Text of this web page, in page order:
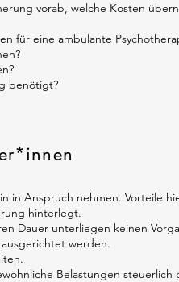
vorab, welche Kosten
für eine ambulante
benötigt?
in Anspruch nehmen. Vorteile
hinterlegt.
Dauer unterliegen keinen
werden.
Belastungen